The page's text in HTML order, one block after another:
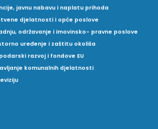
javnu nabavu i naplatu prihoda
djelatnosti i opće poslove
održavanje i imovinsko- pravne poslove
uređenje i zaštitu okoliša
razvoj i fondove EU
komunalnih djelatnosti